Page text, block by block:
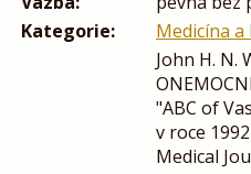
Kategorie:
Medicína
John H. N.
"ABC of
v roce
Medical